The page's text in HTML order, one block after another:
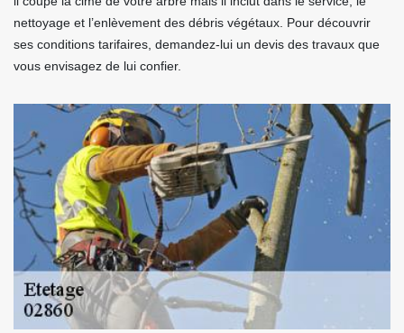
nettoyage et l’enlèvement des débris végétaux. Pour découvrir
ses conditions tarifaires, demandez-lui un devis des travaux que
vous envisagez de lui confier.